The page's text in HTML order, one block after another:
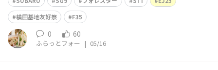
横田基地友好祭
F35
0 60
ふらっとフォー | 05/16